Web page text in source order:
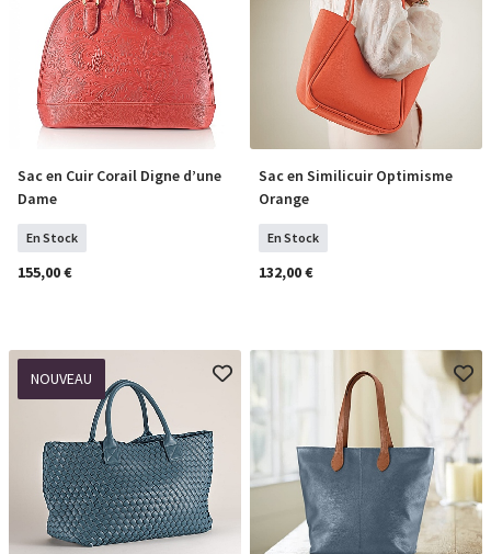
COMMANDER
Sac en Cuir Corail Digne d’une
Dame
En Stock
155,00 €
COMMANDER
Sac en Similicuir Optimisme
Orange
En Stock
132,00 €
NOUVEAU